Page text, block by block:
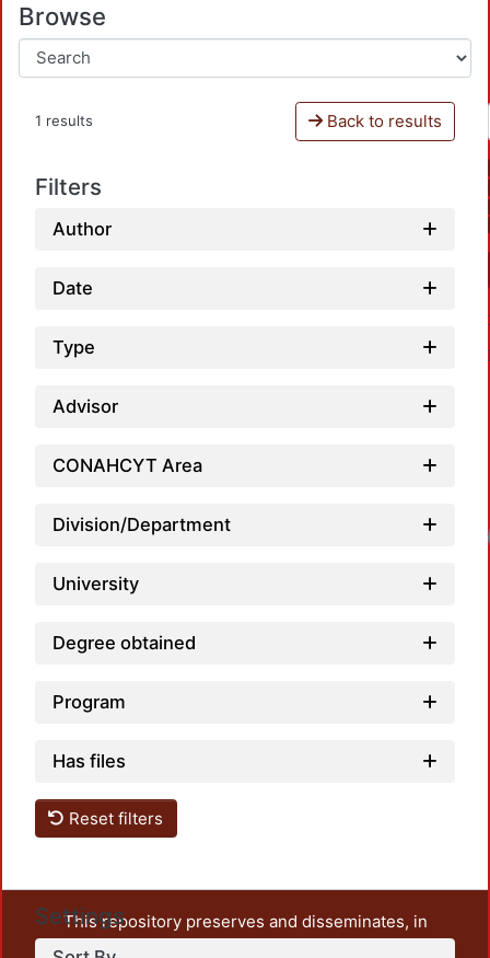
Browse
1 results Back to results
Filters
Author
Date
Type
Advisor
CONAHCYT Area
Division/Department
University
Degree obtained
Program
Has files
Reset filters
Settings
This repository preserves and disseminates, in
unrestricted open access, the teaching and research